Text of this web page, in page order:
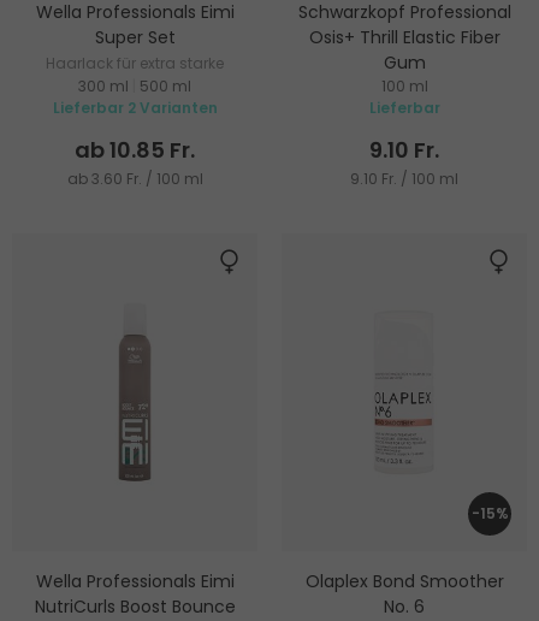
Wella Professionals Eimi
Super Set
Haarlack für extra starke
Fixierung
300 ml
500 ml
Lieferbar 2 Varianten
ab 10.85 Fr.
ab 3.60 Fr. / 100 ml
Schwarzkopf Professional
Osis+ Thrill Elastic Fiber
Gum
Stylinggummi
100 ml
Lieferbar
9.10 Fr.
9.10 Fr. / 100 ml
Wella Professionals Eimi
NutriCurls Boost Bounce
-15%
Olaplex Bond Smoother
No. 6